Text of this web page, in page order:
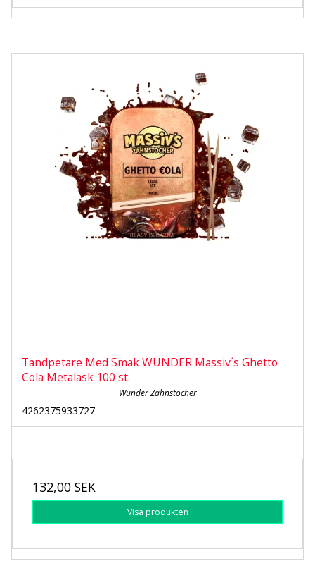
Tandpetare Med Smak WUNDER Massiv´s Ghetto
Cola Metalask 100 st.
Wunder Zahnstocher
4262375933727
132,00 SEK
Visa produkten